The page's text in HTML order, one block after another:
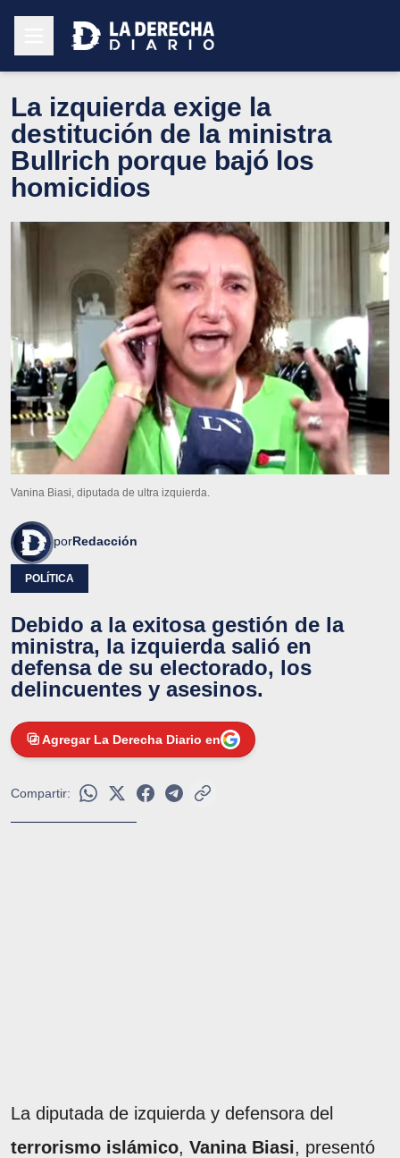
La izquierda exige la
destitución de la ministra
Bullrich porque bajó los
homicidios
Vanina Biasi, diputada de ultra izquierda.
porRedacción
POLÍTICA
Debido a la exitosa gestión de la
ministra, la izquierda salió en
defensa de su electorado, los
delincuentes y asesinos.
Agregar La Derecha Diario en
Compartir:
La diputada de izquierda y defensora del
terrorismo islámico, Vanina Biasi, presentó